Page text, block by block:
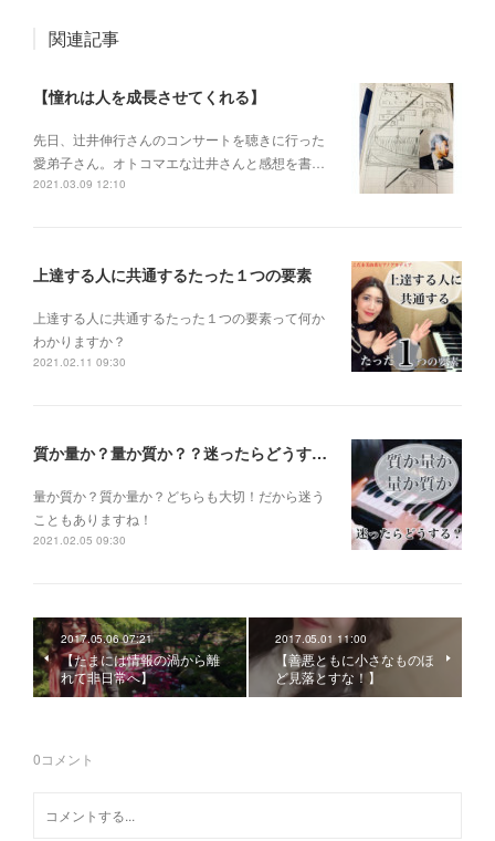
関連記事
【憧れは人を成長させてくれる】
先日、辻井伸行さんのコンサートを 聴きに行った
愛弟子さん。 オトコマエな辻井さんと 感想を書…
2021.03.09 12:10
上達する人に共通するたった１つの要素
上達する人に共通するたった１つの要素って何か
わかりますか？
2021.02.11 09:30
質か量か？量か質か？？迷ったらどうする？？？
量か質か？ 質か量か？ どちらも大切！だから迷う
こともありますね！
2021.02.05 09:30
2017.05.06 07:21
【たまには情報の渦から離
れて非日常へ】
2017.05.01 11:00
【善悪ともに小さなものほ
ど見落とすな！】
0コメント